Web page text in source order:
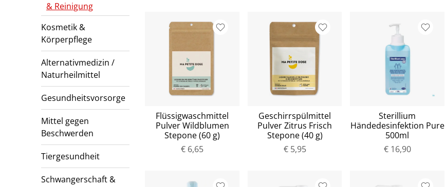
& Reinigung
Kosmetik &
Körperpflege
Alternativmedizin /
Naturheilmittel
Gesundheitsvorsorge
Mittel gegen
Beschwerden
Tiergesundheit
Schwangerschaft &
Flüssigwaschmittel
Pulver Wildblumen
Stepone (60 g)
€ 6,65
Geschirrspülmittel
Pulver Zitrus Frisch
Stepone (40 g)
€ 5,95
Sterillium
Händedesinfektion Pure
500ml
€ 16,90